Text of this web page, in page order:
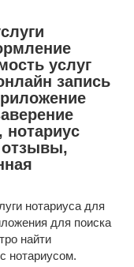
услуг
запись
отзывы,
нотариуса для
для поиска
найти
нотариусом.